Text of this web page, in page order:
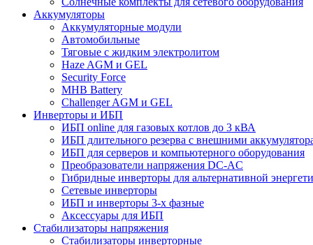
Аккумуляторы
Аккумуляторные модули
Автомобильные
Тяговые с жидким электролитом
Haze AGM и GEL
Security Force
MHB Battery
Challenger AGM и GEL
Инверторы и ИБП
ИБП online для газовых котлов до 3 кВА
ИБП длительного резерва с внешними
ИБП для серверов и компьютерного оборудования
Преобразователи напряжения DC-AC
Гибридные инверторы для альтернативной
Сетевые инверторы
ИБП и инверторы 3-х фазные
Аксессуары для ИБП
Стабилизаторы напряжения
Стабилизаторы инверторные